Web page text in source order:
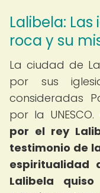
Lalibela:
roca y su
La ciudad de
por sus
consideradas
por la UNESCO.
por el rey
testimonio de
espiritualidad
Lalibela